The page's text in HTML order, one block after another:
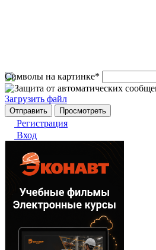
Символы на картинке*
Загрузить файл
Регистрация
Вход